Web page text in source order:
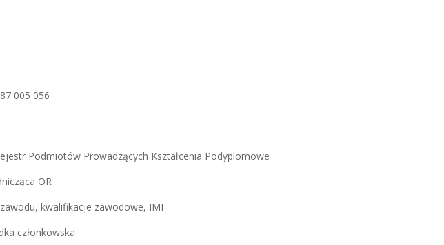
005 056
Podmiotów Prowadzących Kształcenia Podyplomowe
OR
kwalifikacje zawodowe, IMI
członkowska